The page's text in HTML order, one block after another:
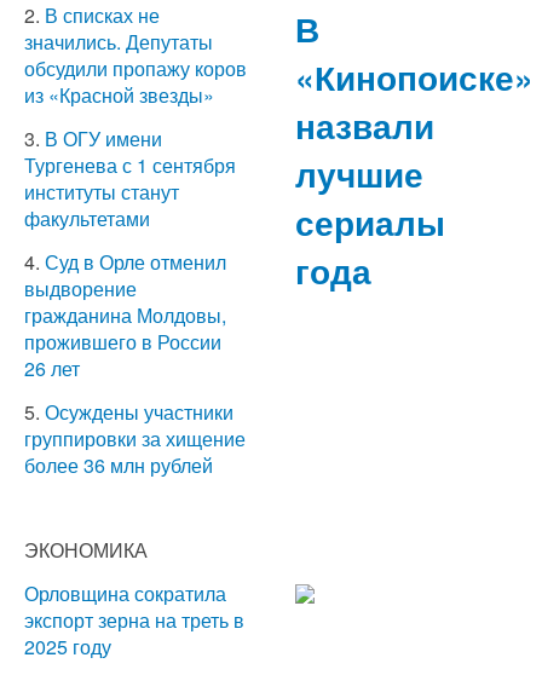
2. В списках не
значились. Депутаты
обсудили пропажу коров
из «Красной звезды»
3. В ОГУ имени
Тургенева с 1 сентября
институты станут
факультетами
4. Суд в Орле отменил
выдворение
гражданина Молдовы,
прожившего в России
26 лет
5. Осуждены участники
группировки за хищение
более 36 млн рублей
ЭКОНОМИКА
Орловщина сократила
экспорт зерна на треть в
2025 году
В
«Кинопоиске»
назвали
лучшие
сериалы
года